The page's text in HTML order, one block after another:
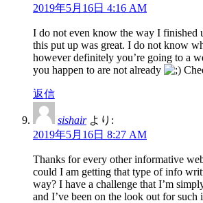
2019年5月16日 4:16 AM
I do not even know the way I finished
this put up was great. I do not know
however definitely you’re going to a
you happen to are not already
返信
sishair より:
2019年5月16日 8:27 AM
Thanks for every other informative
could I am getting that type of info
way? I have a challenge that I’m
and I’ve been on the look out for such